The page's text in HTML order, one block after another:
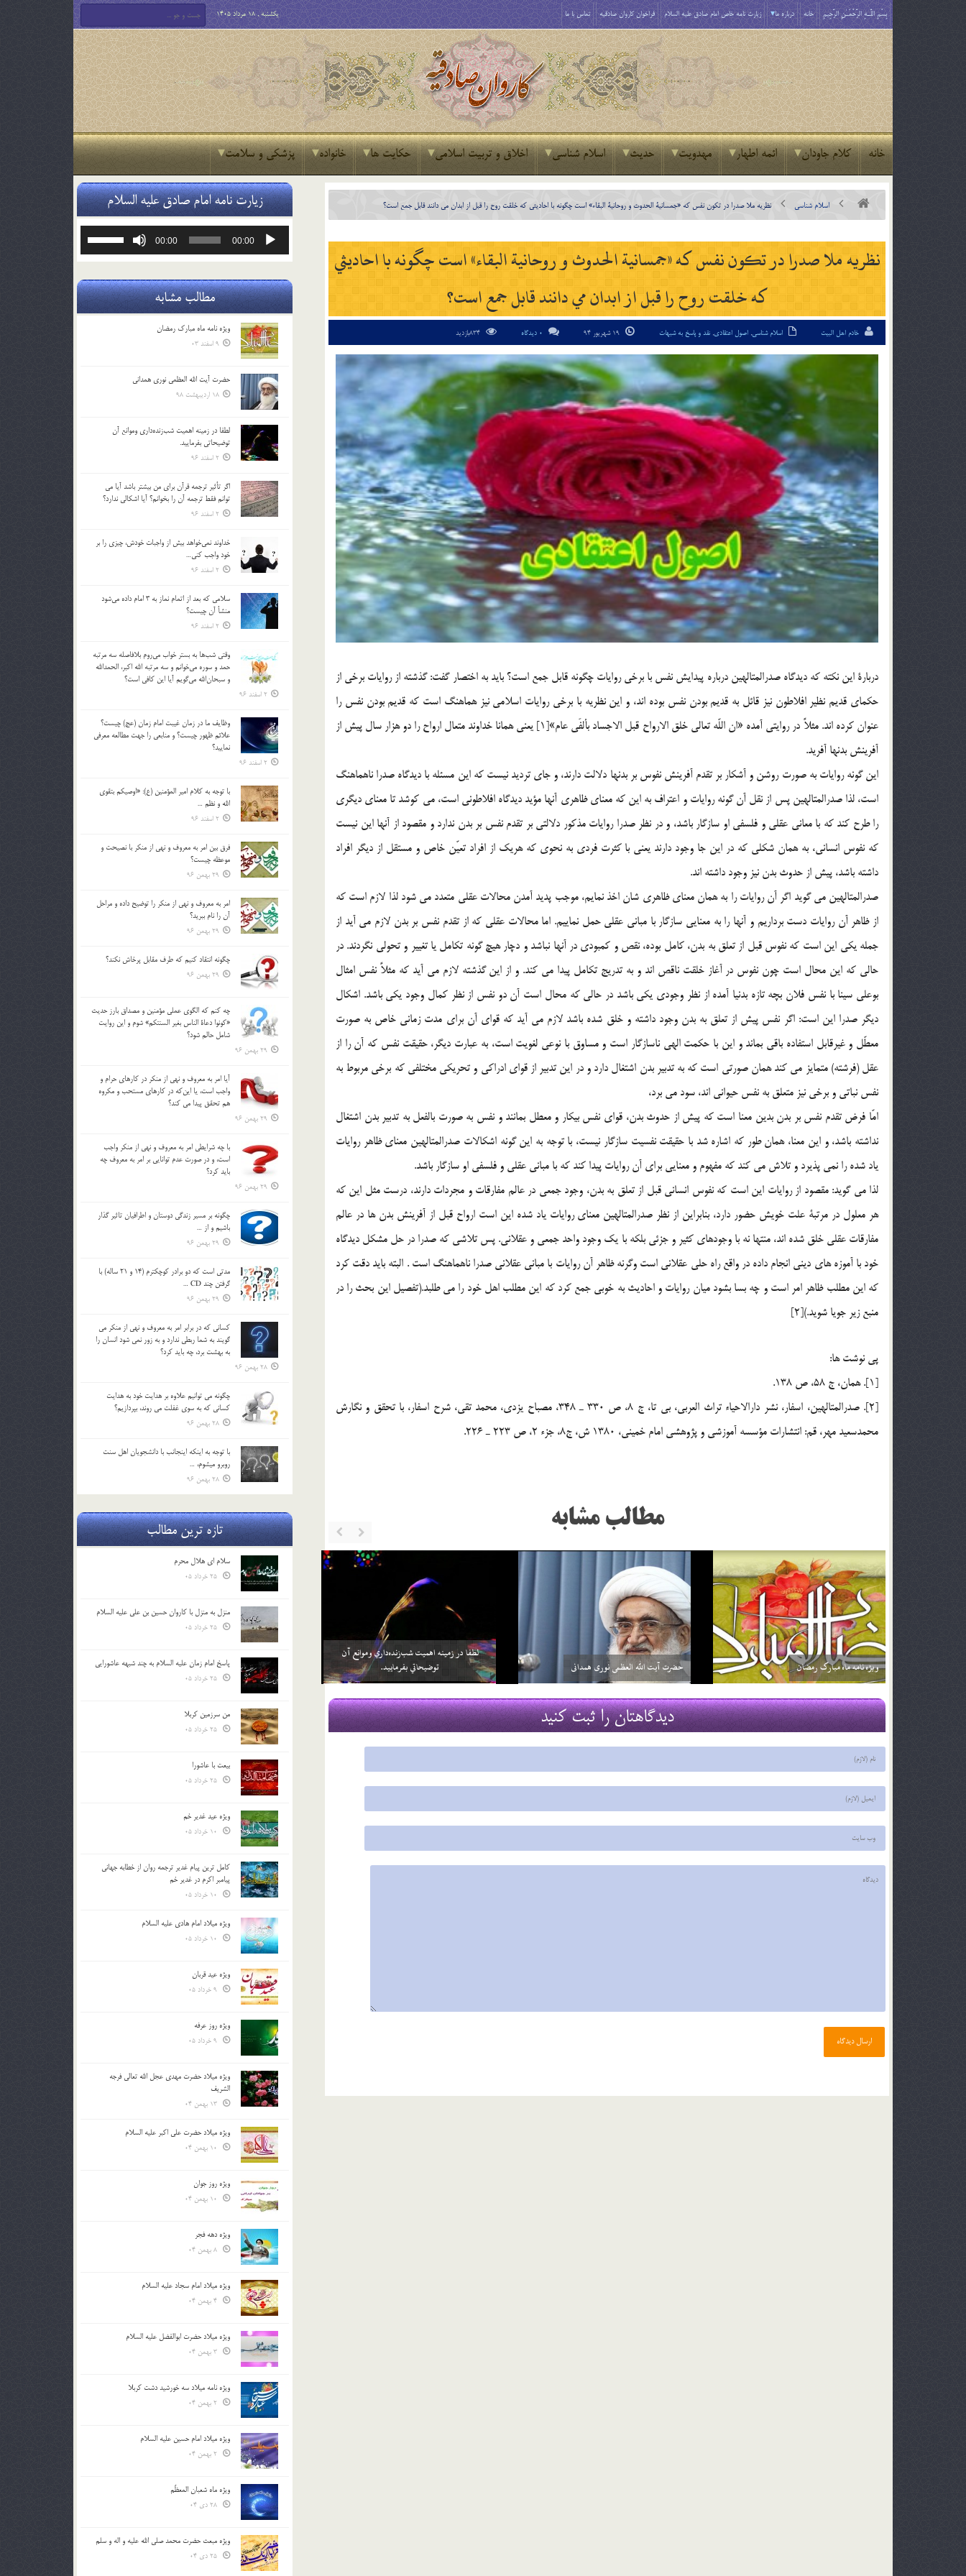
بِسْمِ اللَّـهِ الرَّحْمَـٰنِ الرَّحِيمِ خانه درباره ما زیارت نامه خاص امام صادق علیه السلام فراخوان کاروان صادقیه تماس با ما یکشنبه , 18 مرداد 1405
خانه کلام جاودان ائمه اطهار مهدویت حدیث اسلام شناسی اخلاق و تربیت اسلامی حکایت ها خانواده پزشکی و سلامت
اسلام شناسی نظريه ملا صدرا در تکون نفس که «جمسانية الحدوث و روحانية البقاء»­ است چگونه با احاديثي که خلقت روح را قبل از ابدان مي دانند قابل جمع است؟
نظريه ملا صدرا در تکون نفس که «جمسانية الحدوث و روحانية البقاء»­ است چگونه با احاديثي
که خلقت روح را قبل از ابدان مي دانند قابل جمع است؟
خادم اهل البیت اسلام شناسی, اصول اعتقادی, نقد و پاسخ به شبهات 0 دیدگاه
دربارة اين نکته که ديدگاه صدرالمتالهين درباره پيدايش نفس با برخي روايات چگونه قابل جمع است؟ بايد به اختصار گفت: گذشته از روايات برخي از
حکماي قديم نظير افلاطون نيز قائل به قديم بودن نفس بوده اند، و اين نظريه با برخي روايات اسلامي نيز هماهنگ است که قديم بودن نفس را
عنوان کرده اند. مثلاً در روايتي آمده «ان اللّه تعالي خلق الارواح قبل الاجساد بألفَي عام»[1] يعني همانا خداوند متعال ارواح را دو هزار سال پيش از
آفرينش بدنها آفريد.
اين گونه روايات به صورت روشن و آشکار بر تقدم آفرينش نفوس بر بدنها دلالت دارند، و جاي ترديد نيست که اين مسئله با ديدگاه صدرا ناهماهنگ
است، لذا صدرالمتالهين پس از نقل آن گونه روايات و اعتراف به اين که معناي ظاهري آنها مؤيد ديدگاه افلاطوني است، مي کوشد تا معناي ديگري
را طرح کند که با معاني عقلي و فلسفي او سازگار باشد، و در نظر صدرا روايات مذکور دلالتي بر تقدم نفس بر بدن ندارد و مقصود از آنها اين نيست
که نفوس انساني، به همان شکلي که در اين جا وجود دارند يعني با کثرت فردي به نحوي که هريک از افراد تعيّن خاص و مستقل از ديگر افراد
داشته باشد، پيش از حدوث بدن نيز وجود داشته اند.
صدرالمتالهين مي گويد اگر آن روايات را به همان معناي ظاهري شان اخذ نمايم، موجب پديد آمدن محالات عقلي متعدد مي شود لذا لازم است که
از ظاهر آن روايات دست برداريم و آنها را به معنايي سازگار با مباني عقلي حمل نماييم. اما محالات عقلي که از تقدم نفس بر بدن لازم مي آيد از
جمله يکي اين است که نفوس قبل از تعلق به بدن، کامل بوده، نقص و کمبودي در آنها نباشد و دچار هيچ گونه تکامل يا تغيير و تحولي نگردند. در
حالي که اين محال است چون نفوس در آغاز خلقت ناقص اند و به تدريج تکامل پيدا مي کند. و از اين گذشته لازم مي آيد که مثلاً نفس امثال
بوعلي سينا با نفس فلان بچه تازه بدنيا آمده از نظر وجودي يکي باشد در حالي که محال است آن دو نفس از نظر کمال وجود يکي باشد. اشکال
ديگر صدرا اين است: اگر نفس پيش از تعلق به بدن وجود داشته و خلق شده باشد لازم مي آيد که قواي آن براي مدت زماني خاص به صورت
معطّل و غيرقابل استفاده باقي بماند و اين با حکمت الهي ناسازگار است و مساوق با نوعي لغويت است، به عبارت ديگر، حقيقت نفس که آن را از
عقل (فرشته) متمايز مي کند همان صورتي است که به تدبير بدن اشتغال دارد و در اين تدبير از قواي ادراکي و تحريکي مختلفي که برخي مربوط به
نفس نباتي و برخي نيز متعلق به نفس حيواني اند، سود مي برد،
امّا فرض تقدم نفس بر بدن بدين معنا است که پيش از حدوث بدن، قواي نفس بيکار و معطل بمانند و نفس به صورت بالفعل به تدبير بدن اشتغال
نداشته باشد، و اين معنا، همان طور که اشاره شد با حقيقت نفسيت سازگار نيست، با توجه به اين گونه اشکالات صدرالمتالهين معناي ظاهر روايات
ياد شده را نمي پذيرد و تلاش مي کند که مفهوم و معنايي براي آن روايات پيدا کند که با مباني عقلي و فلسفي او سازگار باشد.
لذا مي گويد: مقصود از روايات اين است که نفوس انساني قبل از تعلق به بدن، وجود جمعي در عالم مفارقات و مجردات دارند، درست مثل اين که
هر معلول در مرتبة علت خويش حضور دارد، بنابراين از نظر صدرالمتالهين معناي روايات ياد شده اين است ارواح قبل از آفرينش بدن ها در عالم
مفارقات عقلي خلق شده اند، منتها نه با وجودهاي کثير و جزئي بلکه با يک وجود واحد جمعي و عقلاني. پس تلاشي که صدرا در حل مشکل ديدگاه
خود با آموزه هاي ديني انجام داده در واقع راه حلي عقلاني است وگرنه ظاهر آن روايات با مباني عقلاني صدرا ناهماهنگ است . البته بايد دقت كرد
كه اين مطلب ظاهر امر است و چه بسا بشود ميان روايات و احاديث به خوبي جمع كرد كه اين مطلب اهل خود را مي طلبد.(تفصيل اين بحث را در
منبع زير جويا شويد.)[2]
پي نوشت ها:
[1]. همان، ج 58، ص 138.
[2]. صدرالمتالهين، اسفار، نشر دارالاحياء تراث العربي، بي تا، ج 8، ص 330 ـ 348، مصباح يزدي، محمد تقي، شرح اسفار، با تحقق و نگارش
محمدسعيد مهر، قم: انتشارات مؤسسه آموزشي و پژوهشي امام خميني، 1380 ش، ج8، جزء 2، ص 223 ـ 226.
مطالب مشابه
اگر تأثير ترجمه قرآن براي من بيشتر باشد آيا مي توانم
فقط ترجمه آن را بخوانم؟ آيا اشكالي ندارد؟
2 اسفند 96
خداوند نمي‌خواهد بيش از واجبات خودش، چيزي را
بر خود واجب كني…
2 اسفند 96
سلامي كه بعد از اتمام نماز به 3 امام داده مي‌شود منشأ
آن چيست؟
2 اسفند 96
دیدگاهتان را ثبت کنید
زیارت نامه امام صادق علیه السلام
پخش‌کننده
00:00
00:00
یا
صدا
کلیدهای
مطالب مشابه
ویژه نامه ماه مبارک رمضان
9 اسفند 03
حضرت آیت الله العظمی نوری همدانی
18 اردیبهشت 98
لطفا در زمينه اهميت شب‌زنده‌داري وموانع آن
توضيحاتي بفرماييد.
2 اسفند 96
اگر تأثير ترجمه قرآن براي من بيشتر باشد آيا مي
توانم فقط ترجمه آن را بخوانم؟ آيا اشكالي ندارد؟
2 اسفند 96
خداوند نمي‌خواهد بيش از واجبات خودش، چيزي را بر
خود واجب كني…
2 اسفند 96
سلامي كه بعد از اتمام نماز به 3 امام داده مي‌شود
منشأ آن چيست؟
2 اسفند 96
وقتي شب‌ها به بستر خواب مي‌روم بلافاصله سه مرتبه
حمد و سوره مي‌خوانم و سه مرتبه الله اكبر، الحمدالله
و سبحان‌الله مي‌گويم آيا اين كافي است؟
2 اسفند 96
وظايف ما در زمان غيبت امام زمان (عج) چيست؟
علائم ظهور چيست؟ و منابعي را جهت مطالعه معرفي
نماييد؟
2 اسفند 96
با توجه به كلام امير المؤمنين (ع): «اوصيكم بتقوي
الله و نظم …
2 اسفند 96
فرق بين امر به معروف و نهي از منكر با نصيحت و
موعظه چيست؟
29 بهمن 96
امر به معروف و نهي از منكر را توضيح داده و مراحل
آن را نام ببريد؟
29 بهمن 96
چگونه انتقاد كنيم كه طرف مقابل پرخاش نكند؟
29 بهمن 96
چه كنم كه الگوي عملي مؤمنين و مصداق بارز حديث
«كونوا دعاة الناس بغير السنتكم» شوم و اين روايت
شامل حالم شود؟
29 بهمن 96
آيا امر به معروف و نهي از منكر در كارهاي حرام و
واجب است، يا اين‌كه در كارهاي مستحب و مكروه
هم تحقق پيدا مي كند؟
29 بهمن 96
با چه شرايطي امر به معروف و نهي از منکر واجب
است، و در صورت عدم توانايي بر امر به معروف چه
بايد کرد؟
29 بهمن 96
چگونه بر مسير زندگي دوستان و اطرافيان تاثير گذار
باشيم و از …
29 بهمن 96
مدتي است كه دو برادر كوچكترم (14 و 21 ساله) با
گرفتن چند CD …
29 بهمن 96
كساني كه در برابر امر به معروف و نهي از منكر مي
گويند به شما ربطي ندارد و به زور نمي شود انسان را
به بهشت برد، چه بايد كرد؟
28 بهمن 96
چگونه مي توانيم علاوه بر هدايت خود به هدايت
كساني كه به سوي غفلت مي روند، بپردازيم؟
28 بهمن 96
با توجه به اينكه اينجانب با دانشجويان اهل سنت
روبرو مي‎شوم، …
28 بهمن 96
تازه ترین مطالب
سلام ای هلال محرم
منزل به منزل با کاروان حسین بن علی علیه السلام
پاسخ امام زمان علیه السلام به چند شبهه عاشورایی
من سرزمین کربلا
بیعت با عاشورا
ویژه عید غدیر خم
کامل ترین پیام غدیر ترجمه روان از خطابه جهانی
پیامبر اکرم در غدیر خم
ویژه میلاد امام هادی علیه السلام
ویژه عید قربان
ویژه روز عرفه
ویژه میلاد حضرت مهدی عجل الله تعالی فرجه
الشريف
ویژه میلاد حضرت علی اکبر علیه السلام
ویژه روز جوان
ویژه دهه فجر
ویژه میلاد امام سجاد علیه السلام
ویژه میلاد حضرت ابوالفضل علیه السلام
ویژه نامه میلاد سه خورشید دشت کربلا
ویژه میلاد امام حسین علیه السلام
ویژه ماه شعبان المعظّم
ویژه مبعث حضرت محمد صلی الله علیه و اله و سلم